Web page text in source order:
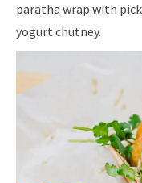
paratha wrap with
yogurt chutney.